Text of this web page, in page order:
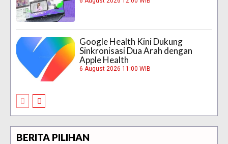
Google Health Kini Dukung
Sinkronisasi Dua Arah dengan
Apple Health
6 August 2026 11:00 WIB
BERITA PILIHAN